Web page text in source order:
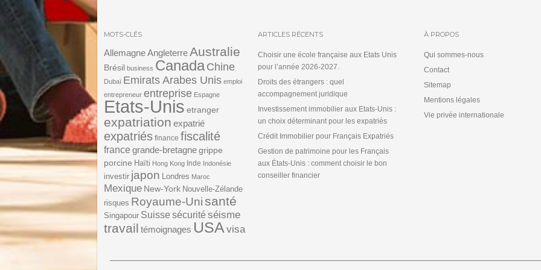
MOTS-CLÉS
AllemagneAngleterreAustralie
Brésil business CanadaChine
Dubaï Emirats Arabes Unis emploi
entrepreneur entreprise Espagne
Etats-Unis etranger
expatriation expatrié
expatriés finance fiscalité
france grande-bretagnegrippe
porcine Haïti Hong Kong Inde Indonésie
investir japon Londres Maroc
Mexique New-York Nouvelle-Zélande
risques Royaume-Unisanté
Singapour Suisse sécurité séisme
travail témoignages USA visa
ARTICLES RÉCENTS
Choisir une école française aux Etats Unis
pour l’année 2026-2027.
Droits des étrangers : quel
accompagnement juridique
Investissement immobilier aux Etats-Unis :
un choix déterminant pour les expatriés
Crédit Immobilier pour Français Expatriés
Gestion de patrimoine pour les Français
aux États-Unis : comment choisir le bon
conseiller financier
À PROPOS
Qui sommes-nous
Contact
Sitemap
Mentions légales
Vie privée internationale